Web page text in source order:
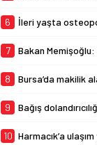
6 İleri yaşta
7 Bakan Memişoğlu: Türkiye,
8 Bursa’da makilik
9 Bağış
10 Harmacık’a ulaşım